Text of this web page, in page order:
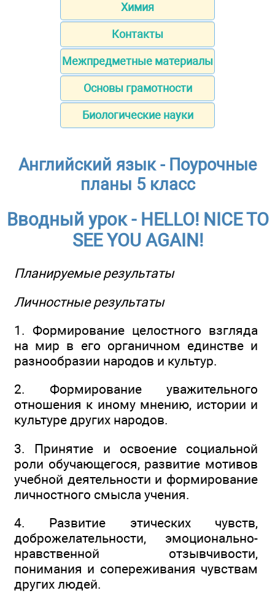
Химия
Контакты
Межпредметные материалы
Основы грамотности
Биологические науки
Английский язык - Поурочные
планы 5 класс
Вводный урок - HELLO! NICE TO
SEE YOU AGAIN!
Планируемые результаты
Личностные результаты
1. Формирование целостного взгляда
на мир в его органичном единстве и
разнообразии народов и культур.
2. Формирование уважительного
отношения к иному мнению, истории и
культуре других народов.
3. Принятие и освоение социальной
роли обучающегося, развитие мотивов
учебной деятельности и формирование
личностного смысла учения.
4. Развитие этических чувств,
доброжелательности, эмоционально-
нравственной отзывчивости,
понимания и сопереживания чувствам
других людей.